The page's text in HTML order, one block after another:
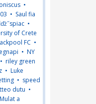
•
• Saul fia
•
of Crete
FC •
• NY
• riley green
• Luke
• speed
dutu •
Mulat a